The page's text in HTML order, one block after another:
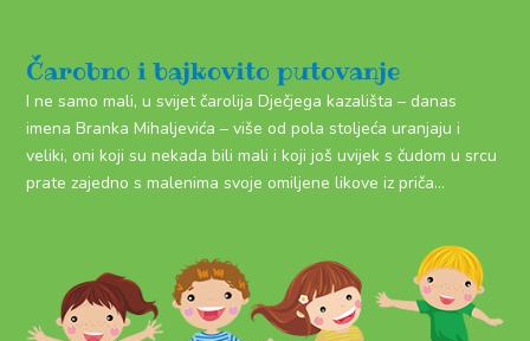
Čarobno i bajkovito putovanje
I ne samo mali, u svijet čarolija Dječjega kazališta – danas
imena Branka Mihaljevića – više od pola stoljeća uranjaju i
veliki, oni koji su nekada bili mali i koji još uvijek s čudom u srcu
prate zajedno s malenima svoje omiljene likove iz priča…